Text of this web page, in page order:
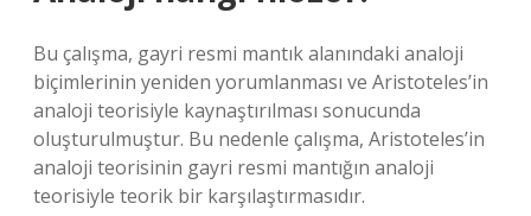
Bu çalışma, gayri resmi mantık alanındaki analoji
biçimlerinin yeniden yorumlanması ve Aristoteles’in
analoji teorisiyle kaynaştırılması sonucunda
oluşturulmuştur. Bu nedenle çalışma, Aristoteles’in
analoji teorisinin gayri resmi mantığın analoji
teorisiyle teorik bir karşılaştırmasıdır.